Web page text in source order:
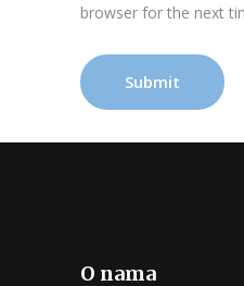
browser for the next
O nama